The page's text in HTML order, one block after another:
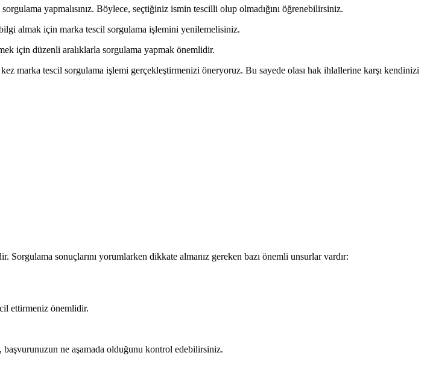
yapmalısınız. Böylece, seçtiğiniz ismin tescilli olup olmadığını öğrenebilirsiniz.
almak için marka tescil sorgulama işlemini yenilemelisiniz.
için düzenli aralıklarla sorgulama yapmak önemlidir.
marka tescil sorgulama işlemi gerçekleştirmenizi öneryoruz. Bu sayede olası hak ihlallerine karşı kendinizi
Sorgulama sonuçlarını yorumlarken dikkate almanız gereken bazı önemli unsurlar vardır:
ettirmeniz önemlidir.
başvurunuzun ne aşamada olduğunu kontrol edebilirsiniz.